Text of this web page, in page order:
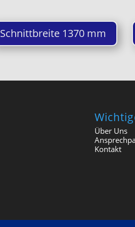
Schnittbreite 1370 mm
Über Uns
Kontakt